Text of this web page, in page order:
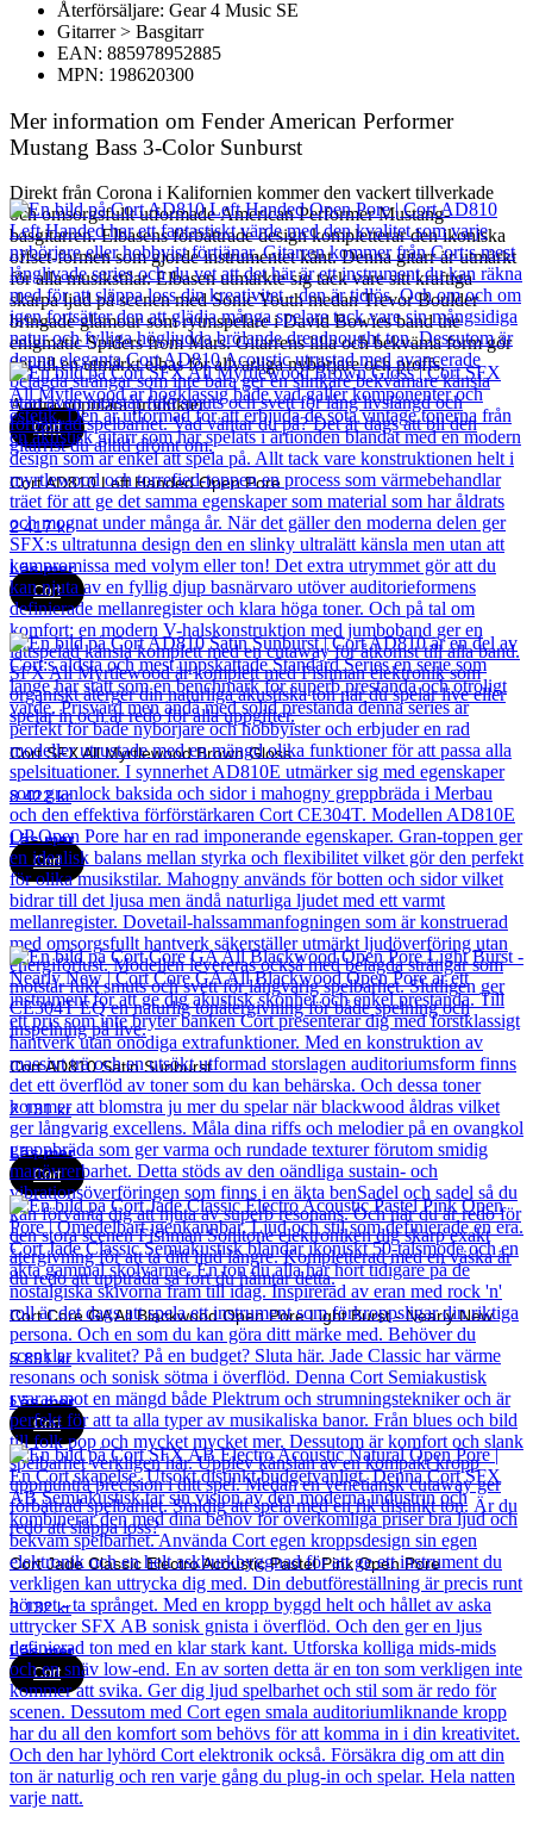
Återförsäljare: Gear 4 Music SE
Gitarrer > Basgitarr
EAN: 885978952885
MPN: 198620300
Mer information om Fender American Performer
Mustang Bass 3-Color Sunburst
Direkt från Corona i Kalifornien kommer den vackert tillverkade
och omsorgsfullt utformade American Performer Mustang-
basgitarren. Elbasens förbättrade design kompletterar den ikoniska
offset-formen som gjorde instrumentet känt. Denna gitarr är utmärkt
för alla musikstilar. Elbasen utmärkte sig tack vare sitt kraftiga
skarpa ljud på scenen med Sonic Youth medan Trevor Boulder
bringade glamour som rytmspelare i David Bowies band the
enigmatic Spiders from Mars. Gitarrens lilla och bekväma form gör
det till en utmärkt elbas för allvarliga nybörjare och proffs.
Andra populära produkter
Cort
Cort AD810 Left Handed Open Pore
2 417kr
Läs mer
Cort
Cort SFX All Myrtlewood Brown Gloss
8 422kr
Läs mer
Cort
Cort AD810 Satin Sunburst
2 131kr
Läs mer
Cort
Cort Core GA All Blackwood Open Pore Light Burst - Nearly New
5 891kr
Läs mer
Cort
Cort Jade Classic Electro Acoustic Pastel Pink Open Pore
3 132kr
Läs mer
Cort